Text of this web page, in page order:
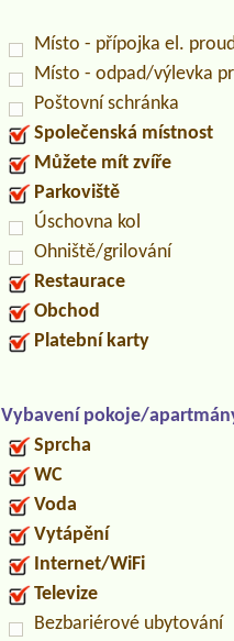
Místo - přípojka el.
Místo - odpad/výlevka
Poštovní schránka
Společenská místnost
Můžete mít zvíře
Parkoviště
Úschovna kol
Ohniště/grilování
Restaurace
Obchod
Platební karty
Vybavení pokoje/
Sprcha
WC
Voda
Vytápění
Internet/WiFi
Televize
Bezbariérové ubytování